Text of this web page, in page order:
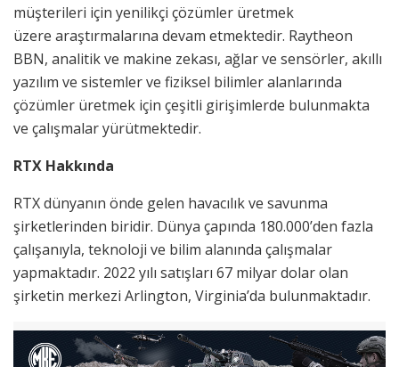
müşterileri için yenilikçi çözümler üretmek
üzere araştırmalarına devam etmektedir. Raytheon
BBN, analitik ve makine zekası, ağlar ve sensörler, akıllı
yazılım ve sistemler ve fiziksel bilimler alanlarında
çözümler üretmek için çeşitli girişimlerde bulunmakta
ve çalışmalar yürütmektedir.
RTX Hakkında
RTX dünyanın önde gelen havacılık ve savunma
şirketlerinden biridir. Dünya çapında 180.000’den fazla
çalışanıyla, teknoloji ve bilim alanında çalışmalar
yapmaktadır. 2022 yılı satışları 67 milyar dolar olan
şirketin merkezi Arlington, Virginia’da bulunmaktadır.